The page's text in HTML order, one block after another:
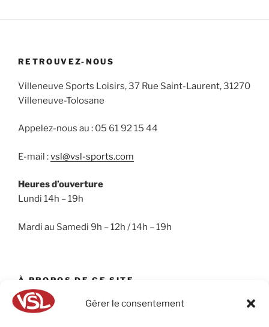
Gérer le consentement
RETROUVEZ-NOUS
Villeneuve Sports Loisirs, 37 Rue Saint-Laurent, 31270
Villeneuve-Tolosane
Appelez-nous au : 05 61 92 15 44
E-mail :vsl@vsl-sports.com
Heures d’ouverture
Lundi 14h – 19h
Mardi au Samedi 9h – 12h / 14h – 19h
À PROPOS DE CE SITE
VSL – Villeneuve Sports Loisirs est le spécialiste des